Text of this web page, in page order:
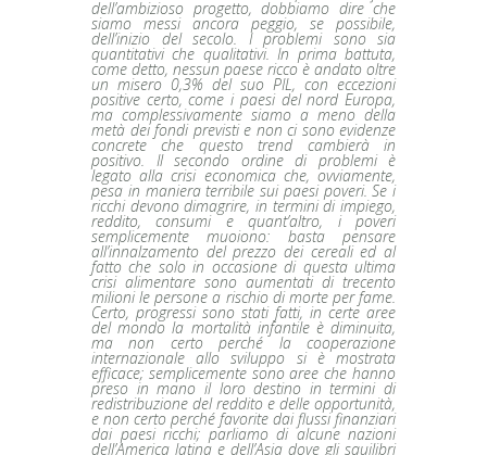
dell’ambizioso progetto, dobbiamo dire che
siamo messi ancora peggio, se possibile,
dell’inizio del secolo. I problemi sono sia
quantitativi che qualitativi. In prima battuta,
come detto, nessun paese ricco è andato oltre
un misero 0,3% del suo PIL, con eccezioni
positive certo, come i paesi del nord Europa,
ma complessivamente siamo a meno della
metà dei fondi previsti e non ci sono evidenze
concrete che questo trend cambierà in
positivo. Il secondo ordine di problemi è
legato alla crisi economica che, ovviamente,
pesa in maniera terribile sui paesi poveri. Se i
ricchi devono dimagrire, in termini di impiego,
reddito, consumi e quant’altro, i poveri
semplicemente muoiono: basta pensare
all’innalzamento del prezzo dei cereali ed al
fatto che solo in occasione di questa ultima
crisi alimentare sono aumentati di trecento
milioni le persone a rischio di morte per fame.
Certo, progressi sono stati fatti, in certe aree
del mondo la mortalità infantile è diminuita,
ma non certo perché la cooperazione
internazionale allo sviluppo si è mostrata
efficace; semplicemente sono aree che hanno
preso in mano il loro destino in termini di
redistribuzione del reddito e delle opportunità,
e non certo perché favorite dai flussi finanziari
dai paesi ricchi; parliamo di alcune nazioni
dell’America latina e dell’Asia dove gli squilibri